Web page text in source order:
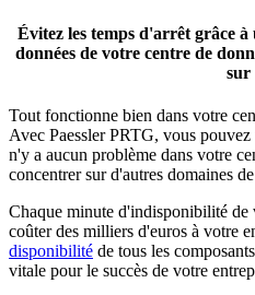
Évitez les temps d'arrêt grâce à
données de votre centre de
sur
Tout fonctionne bien dans votre
Avec Paessler PRTG, vous
n'y a aucun problème dans votre
concentrer sur d'autres domaines
Chaque minute d'indisponibilité de
coûter des milliers d'euros à votre
disponibilité de tous les
vitale pour le succès de votre